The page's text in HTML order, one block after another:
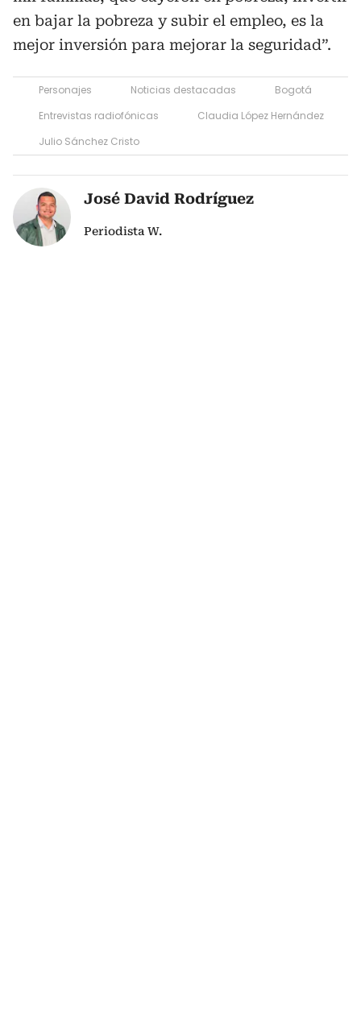
en bajar la pobreza y subir el empleo, es la
mejor inversión para mejorar la seguridad”.
Personajes Noticias destacadas
Bogotá
Entrevistas radiofónicas
Claudia López Hernández
Julio Sánchez Cristo
José David Rodríguez
Periodista W.